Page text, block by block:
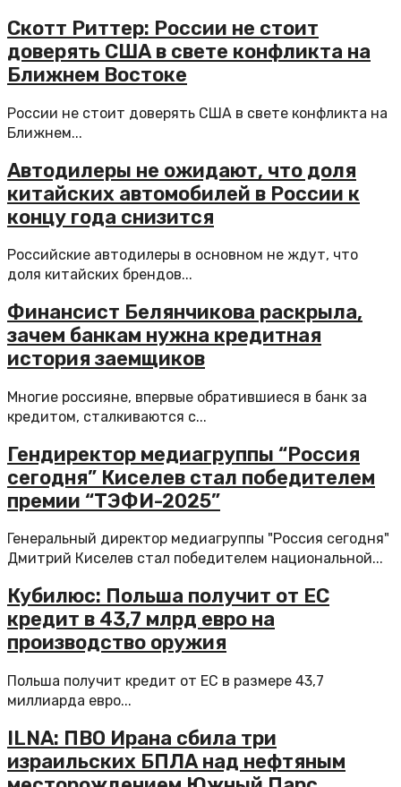
Скотт Риттер: России не стоит
доверять США в свете конфликта на
Ближнем Востоке
России не стоит доверять США в свете конфликта на
Ближнем...
Автодилеры не ожидают, что доля
китайских автомобилей в России к
концу года снизится
Российские автодилеры в основном не ждут, что
доля китайских брендов...
Финансист Белянчикова раскрыла,
зачем банкам нужна кредитная
история заемщиков
Многие россияне, впервые обратившиеся в банк за
кредитом, сталкиваются с...
Гендиректор медиагруппы “Россия
сегодня” Киселев стал победителем
премии “ТЭФИ-2025”
Генеральный директор медиагруппы "Россия сегодня"
Дмитрий Киселев стал победителем национальной...
Кубилюс: Польша получит от ЕС
кредит в 43,7 млрд евро на
производство оружия
Польша получит кредит от ЕС в размере 43,7
миллиарда евро...
ILNA: ПВО Ирана сбила три
израильских БПЛА над нефтяным